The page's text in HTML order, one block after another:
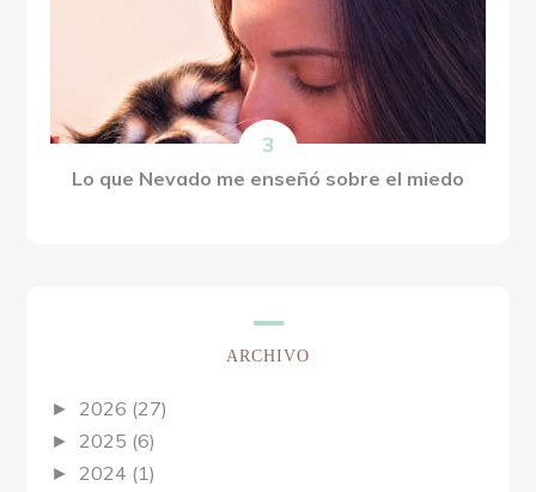
Lo que Nevado me enseñó sobre el miedo
ARCHIVO
► 2026 (27)
► 2025 (6)
► 2024 (1)